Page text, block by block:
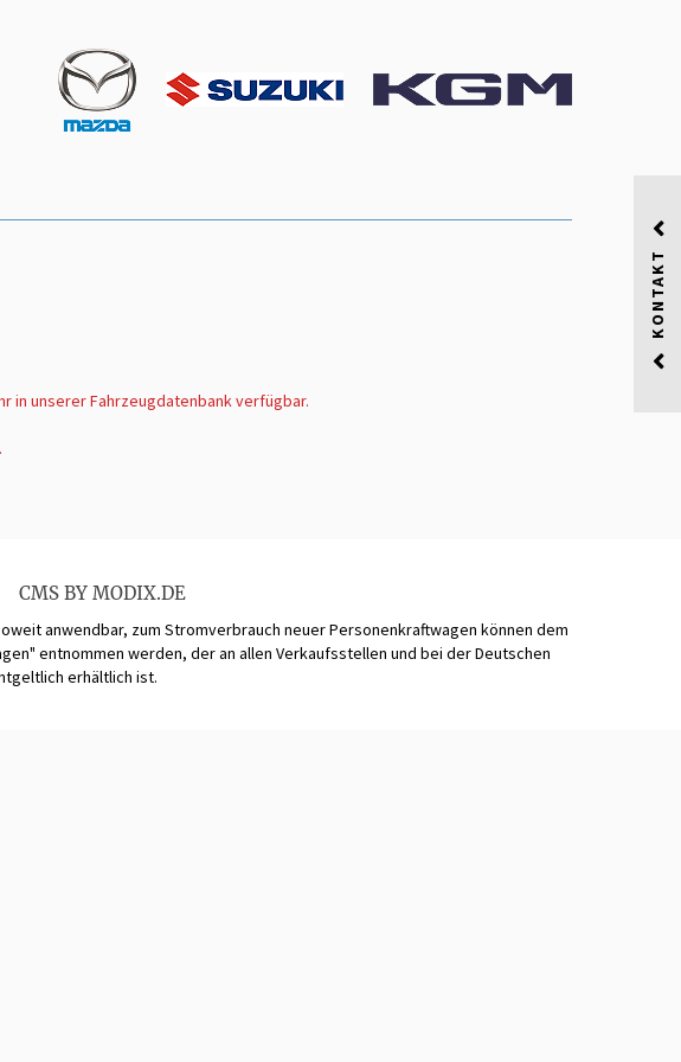
KONTAKT
in unserer Fahrzeugdatenbank verfügbar.
CMS BY MODIX.DE
anwendbar, zum Stromverbrauch neuer Personenkraftwagen können dem
entnommen werden, der an allen Verkaufsstellen und bei der Deutschen
erhältlich ist.